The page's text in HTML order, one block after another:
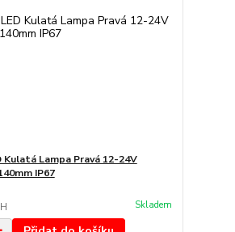
Kulatá Lampa Pravá 12-24V
IP67
Skladem